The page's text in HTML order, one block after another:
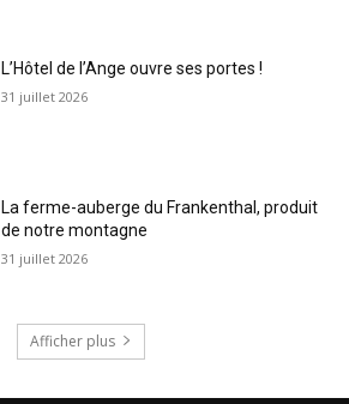
L’Hôtel de l’Ange ouvre ses portes !
31 juillet 2026
La ferme-auberge du Frankenthal, produit
de notre montagne
31 juillet 2026
Afficher plus